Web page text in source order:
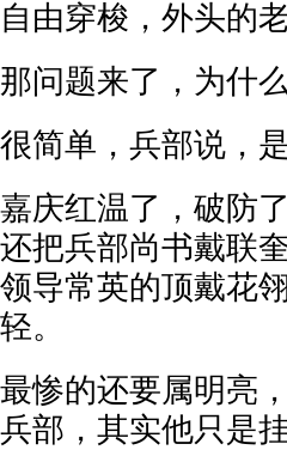
自由穿梭，外头的
那问题来了，为什
很简单，兵部说，
嘉庆红温了，破防
还把兵部尚书戴联
领导常英的顶戴花
轻。
最惨的还要属明亮
兵部，其实他只是